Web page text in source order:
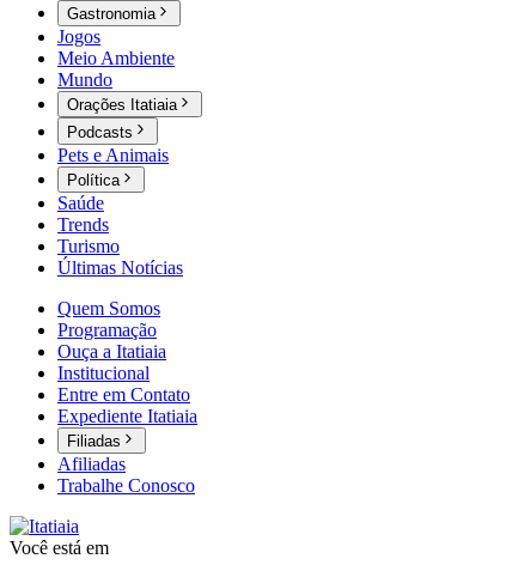
Gastronomia
Jogos
Meio Ambiente
Mundo
Orações Itatiaia
Podcasts
Pets e Animais
Política
Saúde
Trends
Turismo
Últimas Notícias
Quem Somos
Programação
Ouça a Itatiaia
Institucional
Entre em Contato
Expediente Itatiaia
Filiadas
Afiliadas
Trabalhe Conosco
Você está em